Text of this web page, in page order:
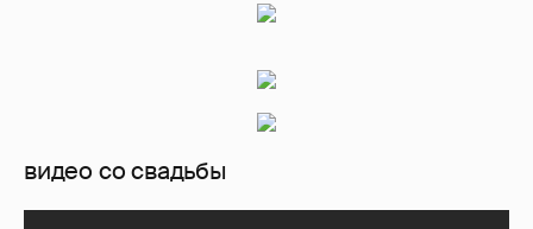
видео со свадьбы